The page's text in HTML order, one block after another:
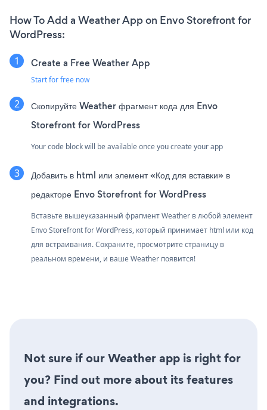
How To Add a Weather App on Envo Storefront for
WordPress:
Create a Free Weather App
Start for free now
Скопируйте Weather фрагмент кода для Envo
Storefront for WordPress
Your code block will be available once you create your app
Добавить в html или элемент «Код для вставки» в
редакторе Envo Storefront for WordPress
Вставьте вышеуказанный фрагмент Weather в любой элемент
Envo Storefront for WordPress, который принимает html или код
для встраивания. Сохраните, просмотрите страницу в
реальном времени, и ваше Weather появится!
Not sure if our Weather app is right for
you? Find out more about its features
and integrations.